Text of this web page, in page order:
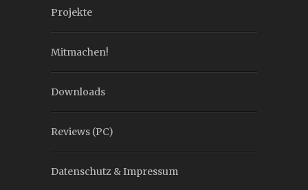
Projekte
Mitmachen!
Downloads
Reviews (PC)
Datenschutz & Impressum